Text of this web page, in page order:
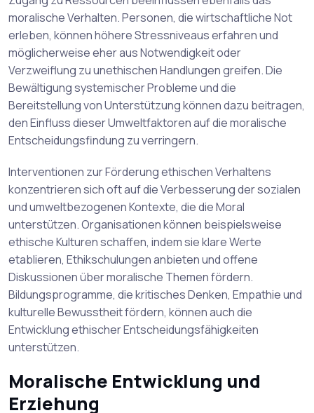
moralische Verhalten. Personen, die wirtschaftliche Not
erleben, können höhere Stressniveaus erfahren und
möglicherweise eher aus Notwendigkeit oder
Verzweiflung zu unethischen Handlungen greifen. Die
Bewältigung systemischer Probleme und die
Bereitstellung von Unterstützung können dazu beitragen,
den Einfluss dieser Umweltfaktoren auf die moralische
Entscheidungsfindung zu verringern.
Interventionen zur Förderung ethischen Verhaltens
konzentrieren sich oft auf die Verbesserung der sozialen
und umweltbezogenen Kontexte, die die Moral
unterstützen. Organisationen können beispielsweise
ethische Kulturen schaffen, indem sie klare Werte
etablieren, Ethikschulungen anbieten und offene
Diskussionen über moralische Themen fördern.
Bildungsprogramme, die kritisches Denken, Empathie und
kulturelle Bewusstheit fördern, können auch die
Entwicklung ethischer Entscheidungsfähigkeiten
unterstützen.
Moralische Entwicklung und
Erziehung